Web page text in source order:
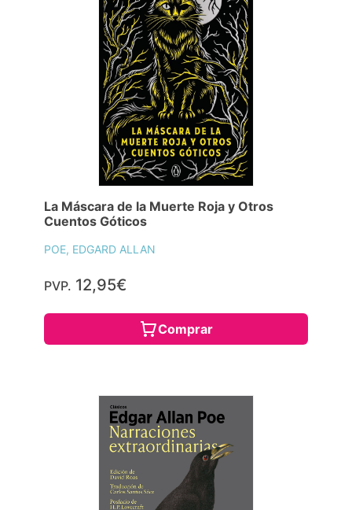
La Máscara de la Muerte Roja y Otros
Cuentos Góticos
POE, EDGARD ALLAN
PVP. 12,95€
Comprar